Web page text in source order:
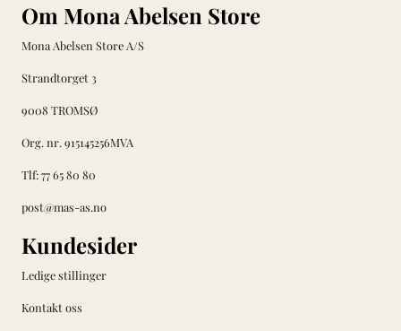
Om Mona Abelsen Store
Mona Abelsen Store A/S
Strandtorget 3
9008 TROMSØ
Org. nr. 915145256MVA
Tlf:77 65 80 80
post@mas-as.no
Kundesider
Ledige stillinger
Kontakt oss